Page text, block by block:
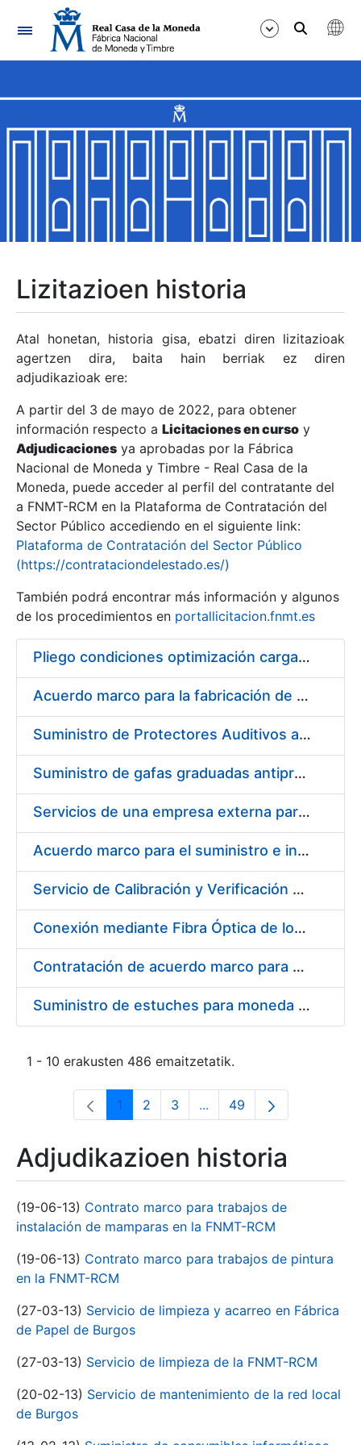
Nabigazioa
Erakutsi/Ezkutatu
Erakutsi/Ezkutatu
Erakutsi/Ezkutatu
Erakutsi/Ezkutatu
Erakutsi/Ezkutatu
Erakutsi/Ezkutatu
Erakutsi/Ezkutatu
Erakutsi/Ezkutatu
Lizitazioen historia
Atal honetan, historia gisa, ebatzi diren lizitazioak
agertzen dira, baita hain berriak ez diren
adjudikazioak ere:
A partir del 3 de mayo de 2022, para obtener
información respecto a Licitaciones en curso y
Adjudicaciones ya aprobadas por la Fábrica
Nacional de Moneda y Timbre - Real Casa de la
Moneda, puede acceder al perfil del contratante del
a FNMT-RCM en la Plataforma de Contratación del
Sector Público accediendo en el siguiente link:
Plataforma de Contratación del Sector Público
(https://contrataciondelestado.es/)
También podrá encontrar más información y algunos
de los procedimientos en portallicitacion.fnmt.es
Pliego condiciones optimización cargas compras firmado
Acuerdo marco para la fabricación de piezas
Suministro de Protectores Auditivos a medida para las personas trabajadoras de los Centros de Trabajo de Madrid y Burgos
Suministro de gafas graduadas antiproyecciones para los trabajadores de la FNMT-RCM en los centros de trabajo de Madrid y Burgos
Servicios de una empresa externa para el asesoramiento y resolución de los recursos de alzada que se presentan relacionados con procesos de selección para la FNMT-RCM
Acuerdo marco para el suministro e instalación de persianas, estores y otros complementos
Servicio de Calibración y Verificación Externa de los Equipos de Medición del Servicio de Prevención de la FNMT-RCM
Conexión mediante Fibra Óptica de los Centros de Proceso de Datos (CPDs) de las sedes de la FNMT-RCM de Burgos y Madrid
Contratación de acuerdo marco para el Suministro de Material de Electricidad para la Fábrica Nacional de Moneda y Timbre-Real Casa de la Moneda en su centro de trabajo de Burgos
Suministro de estuches para moneda de 30 €
1 - 10 erakusten 486 emaitzetatik.
Orrialdea
1 Orrialdea
2 Orrialdea
3 ...Intermediate Pages Use
Orrialdea
49
Adjudikazioen historia
(19-06-13) Contrato marco para trabajos de
instalación de mamparas en la FNMT-RCM
(19-06-13) Contrato marco para trabajos de pintura
en la FNMT-RCM
(27-03-13) Servicio de limpieza y acarreo en Fábrica
de Papel de Burgos
(27-03-13) Servicio de limpieza de la FNMT-RCM
(20-02-13) Servicio de mantenimiento de la red local
de Burgos